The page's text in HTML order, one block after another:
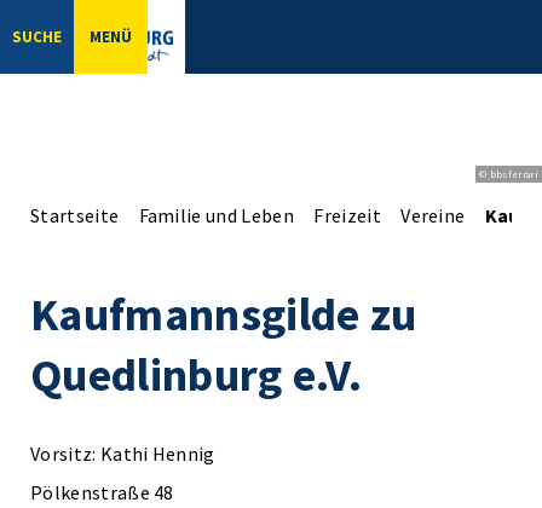
SUCHE MENÜ
© bbsferrari
Startseite Familie und Leben Freizeit Vereine
Kaufmannsgilde zu
Quedlinburg e.V.
Vorsitz: Kathi Hennig
Pölkenstraße 48